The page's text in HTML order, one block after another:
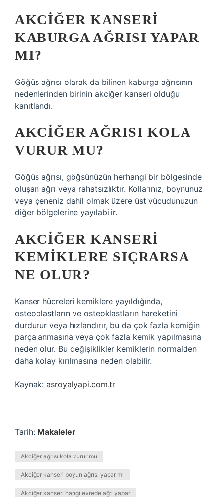
AKCIĞER KANSERI
KABURGA AĞRISI YAPAR
MI?
Göğüs ağrısı olarak da bilinen kaburga ağrısının
nedenlerinden birinin akciğer kanseri olduğu
kanıtlandı.
AKCIĞER AĞRISI KOLA
VURUR MU?
Göğüs ağrısı, göğsünüzün herhangi bir bölgesinde
oluşan ağrı veya rahatsızlıktır. Kollarınız, boynunuz
veya çeneniz dahil olmak üzere üst vücudunuzun
diğer bölgelerine yayılabilir.
AKCIĞER KANSERI
KEMIKLERE SIÇRARSA
NE OLUR?
Kanser hücreleri kemiklere yayıldığında,
osteoblastların ve osteoklastların hareketini
durdurur veya hızlandırır, bu da çok fazla kemiğin
parçalanmasına veya çok fazla kemik yapılmasına
neden olur. Bu değişiklikler kemiklerin normalden
daha kolay kırılmasına neden olabilir.
Kaynak: asroyalyapi.com.tr
Tarih: Makaleler
Akciğer ağrısı kola vurur mu
Akciğer kanseri boyun ağrısı yapar mı
Akciğer kanseri hangi evrede ağrı yapar